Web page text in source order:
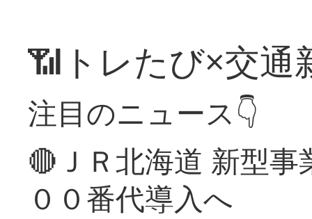
📶トレたび×交通
注目のニュース👇
🔴ＪＲ北海道 新型
００番代導入へ